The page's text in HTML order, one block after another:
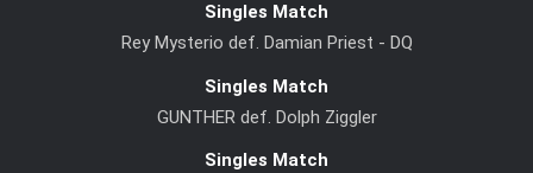
Singles Match
Rey Mysterio def. Damian Priest - DQ
Singles Match
GUNTHER def. Dolph Ziggler
Singles Match